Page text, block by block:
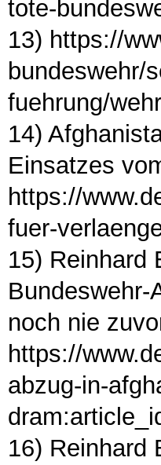
tote-
13) https://
bundeswehr/
fuehrung/
14)
Einsatzes
https://
fuer-
15) Reinhard
Bundeswehr-
noch nie
https://
abzug-in-
16) Reinhard